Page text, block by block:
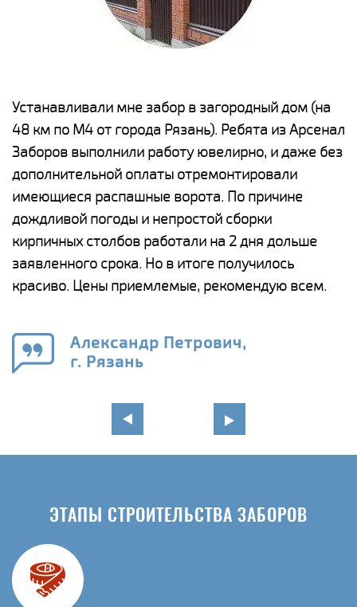
Устанавливали мне забор в загородный дом (на
48 км по М4 от города Рязань). Ребята из Арсенал
Заборов выполнили работу ювелирно, и даже без
дополнительной оплаты отремонтировали
имеющиеся распашные ворота. По причине
дождливой погоды и непростой сборки
кирпичных столбов работали на 2 дня дольше
заявленного срока. Но в итоге получилось
красиво. Цены приемлемые, рекомендую всем.
Александр Петрович,
г. Рязань
ЭТАПЫ СТРОИТЕЛЬСТВА ЗАБОРОВ